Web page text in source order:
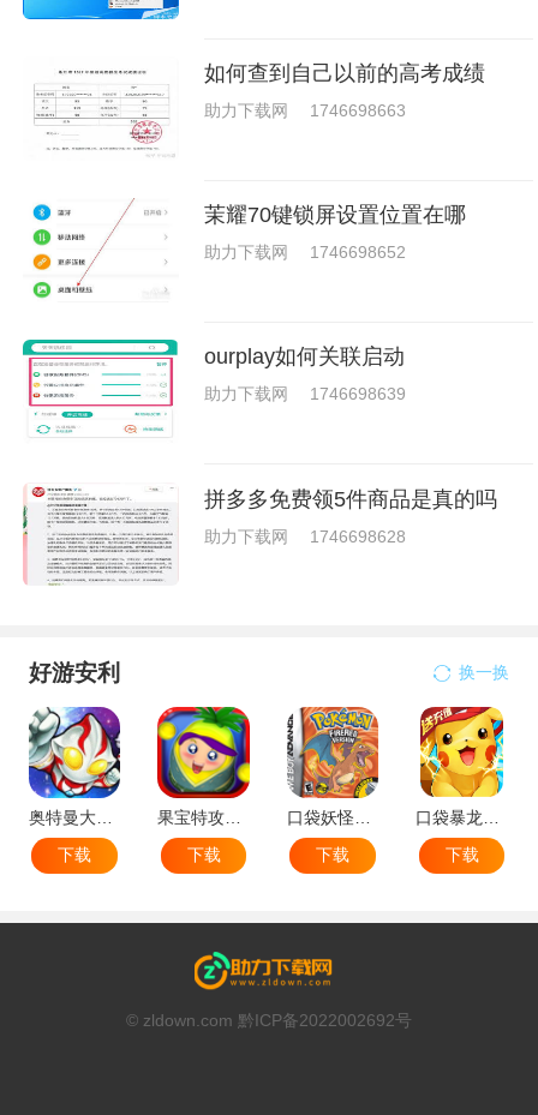
如何查到自己以前的高考成绩
助力下载网 1746698663
茉耀70键锁屏设置位置在哪
助力下载网 1746698652
ourplay如何关联启动
助力下载网 1746698639
拼多多免费领5件商品是真的吗
助力下载网 1746698628
好游安利 换一换
奥特曼大战小怪兽
下载
果宝特攻机甲英雄
下载
口袋妖怪：火红802 2.1汉化版
下载
口袋暴龙送VIP18手机版
下载
© zldown.com 黔ICP备2022002692号